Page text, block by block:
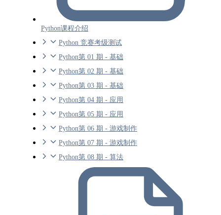
Python课程介绍
Python 竞赛考级测试
Python第 01 期 - 基础
Python第 02 期 - 基础
Python第 03 期 - 基础
Python第 04 期 - 应用
Python第 05 期 - 应用
Python第 06 期 - 游戏制作
Python第 07 期 - 游戏制作
Python第 08 期 - 算法